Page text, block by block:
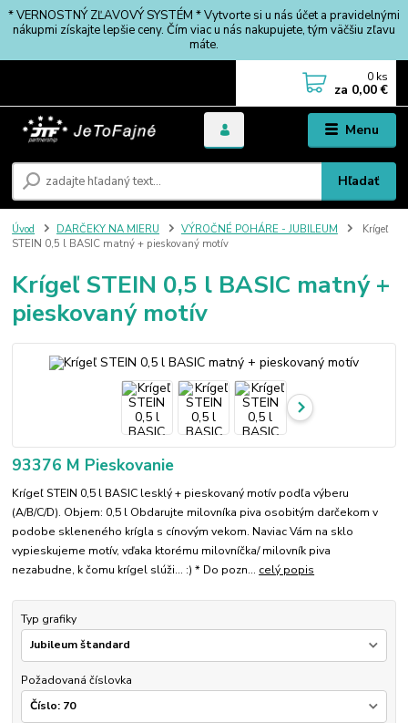
* VERNOSTNÝ ZĽAVOVÝ SYSTÉM * Vytvorte si u nás účet a pravidelnými
nákupmi získajte lepšie ceny. Čím viac u nás nakupujete, tým väčšiu zľavu
máte.
Menu
Hľadať
0 ks
za 0,00 €
Úvod DARČEKY NA MIERU VÝROČNÉ POHÁRE - JUBILEUM
Krígeľ
STEIN 0,5 l BASIC matný + pieskovaný motív
Krígeľ STEIN 0,5 l BASIC matný +
pieskovaný motív
93376 M Pieskovanie
Krígeľ STEIN 0,5 l BASIC lesklý + pieskovaný motív podľa výberu
(A/B/C/D). Objem: 0,5 l Obdarujte milovníka piva osobitým darčekom v
podobe skleneného krígla s cínovým vekom. Naviac Vám na sklo
vypieskujeme motív, vďaka ktorému milovníčka/ milovník piva
nezabudne, k čomu krígel slúži... :) * Do pozn... celý popis
Typ grafiky
Požadovaná číslovka